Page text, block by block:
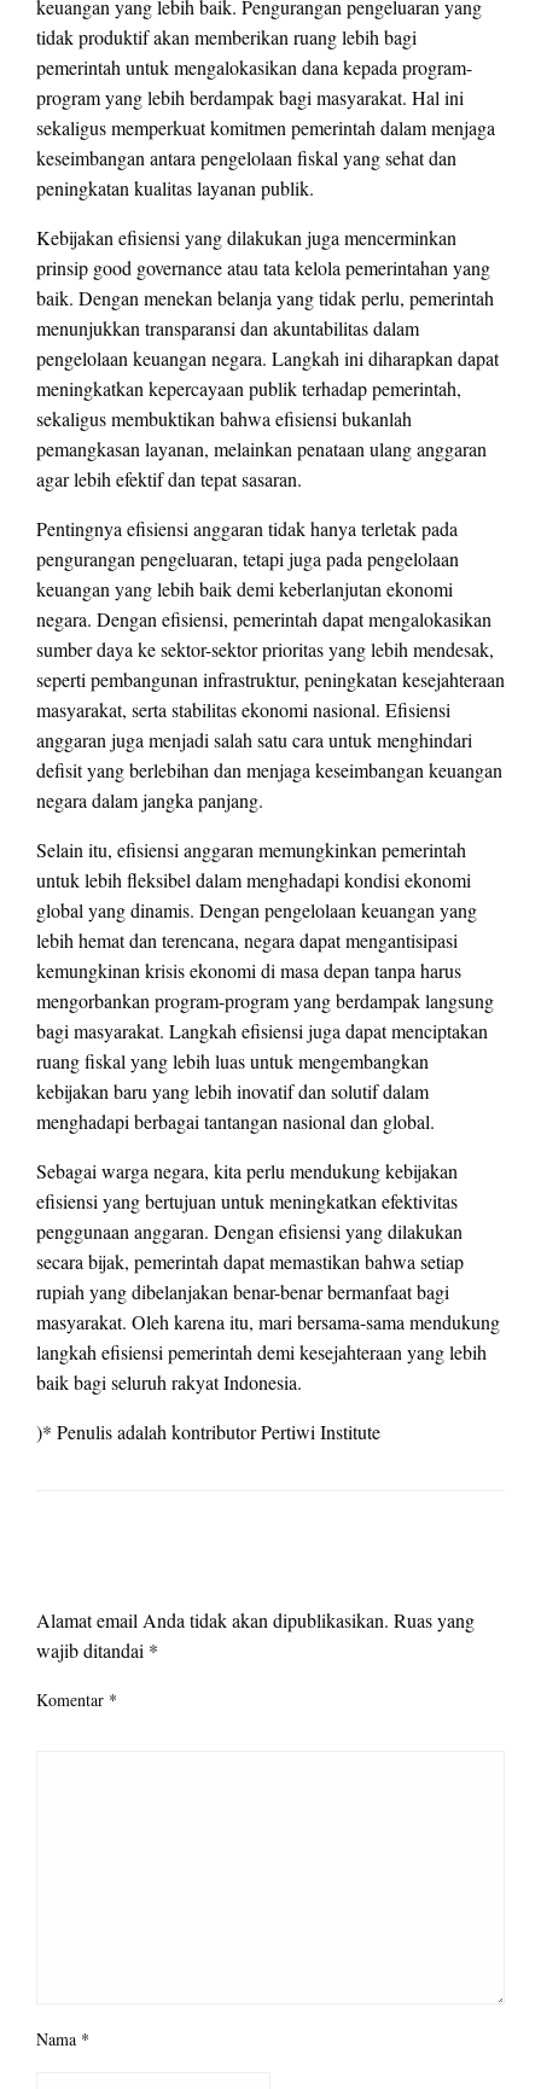
keuangan yang lebih baik. Pengurangan pengeluaran yang
tidak produktif akan memberikan ruang lebih bagi
pemerintah untuk mengalokasikan dana kepada program-
program yang lebih berdampak bagi masyarakat. Hal ini
sekaligus memperkuat komitmen pemerintah dalam menjaga
keseimbangan antara pengelolaan fiskal yang sehat dan
peningkatan kualitas layanan publik.
Kebijakan efisiensi yang dilakukan juga mencerminkan
prinsip good governance atau tata kelola pemerintahan yang
baik. Dengan menekan belanja yang tidak perlu, pemerintah
menunjukkan transparansi dan akuntabilitas dalam
pengelolaan keuangan negara. Langkah ini diharapkan dapat
meningkatkan kepercayaan publik terhadap pemerintah,
sekaligus membuktikan bahwa efisiensi bukanlah
pemangkasan layanan, melainkan penataan ulang anggaran
agar lebih efektif dan tepat sasaran.
Pentingnya efisiensi anggaran tidak hanya terletak pada
pengurangan pengeluaran, tetapi juga pada pengelolaan
keuangan yang lebih baik demi keberlanjutan ekonomi
negara. Dengan efisiensi, pemerintah dapat mengalokasikan
sumber daya ke sektor-sektor prioritas yang lebih mendesak,
seperti pembangunan infrastruktur, peningkatan kesejahteraan
masyarakat, serta stabilitas ekonomi nasional. Efisiensi
anggaran juga menjadi salah satu cara untuk menghindari
defisit yang berlebihan dan menjaga keseimbangan keuangan
negara dalam jangka panjang.
Selain itu, efisiensi anggaran memungkinkan pemerintah
untuk lebih fleksibel dalam menghadapi kondisi ekonomi
global yang dinamis. Dengan pengelolaan keuangan yang
lebih hemat dan terencana, negara dapat mengantisipasi
kemungkinan krisis ekonomi di masa depan tanpa harus
mengorbankan program-program yang berdampak langsung
bagi masyarakat. Langkah efisiensi juga dapat menciptakan
ruang fiskal yang lebih luas untuk mengembangkan
kebijakan baru yang lebih inovatif dan solutif dalam
menghadapi berbagai tantangan nasional dan global.
Sebagai warga negara, kita perlu mendukung kebijakan
efisiensi yang bertujuan untuk meningkatkan efektivitas
penggunaan anggaran. Dengan efisiensi yang dilakukan
secara bijak, pemerintah dapat memastikan bahwa setiap
rupiah yang dibelanjakan benar-benar bermanfaat bagi
masyarakat. Oleh karena itu, mari bersama-sama mendukung
langkah efisiensi pemerintah demi kesejahteraan yang lebih
baik bagi seluruh rakyat Indonesia.
)* Penulis adalah kontributor Pertiwi Institute
Alamat email Anda tidak akan dipublikasikan. Ruas yang
wajib ditandai *
Komentar *
Nama *